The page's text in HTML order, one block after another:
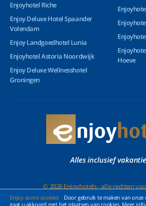
Enjoy some cookies
Door gebruik te maken van onze
gaat u akkoord met het plaatsen van cookies. Meer
Enjoyhotel Riche
Enjoy Deluxe Hotel Spaander
Volendam
Enjoy Landgoedhotel Lunia
Enjoyhotel Astoria Noordwijk
Enjoy Deluxe Wellnesshotel
Groningen
Hoeve
Alles inclusief
© 2026 Enjoyhotels - alle rechten